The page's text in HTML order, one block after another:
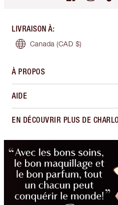
LIVRAISON À:
Canada (CAD $)
À PROPOS
AIDE
EN DÉCOUVRIR PLUS DE